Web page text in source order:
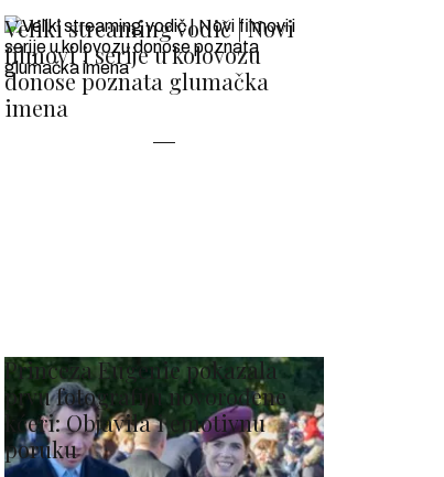
Veliki streaming vodič | Novi
filmovi i serije u kolovozu
donose poznata glumačka
imena
Princeza Eugenie pokazala
prvu fotografiju novorođene
kćeri: Objavila i emotivnu
poruku